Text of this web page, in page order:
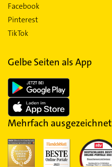
Facebook
Pinterest
TikTok
Gelbe Seiten als App
Mehrfach ausgezeichnet